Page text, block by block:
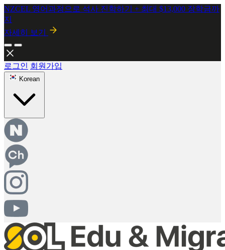
2026년 8월 시행! 뉴질랜드 SMC 개정안 안내
자세히보기
로그인
Korean